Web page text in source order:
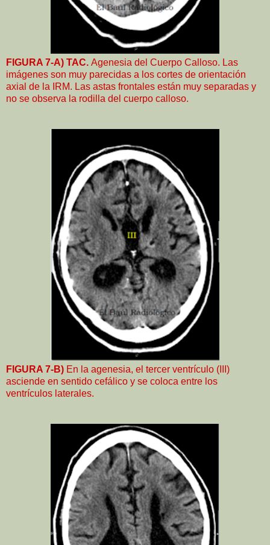
FIGURA 7-A) TAC. Agenesia del Cuerpo Calloso. Las
imágenes son muy parecidas a los cortes de orientación
axial de la IRM. Las astas frontales están muy separadas y
no se observa la rodilla del cuerpo calloso.
FIGURA 7-B) En la agenesia, el tercer ventrículo (III)
asciende en sentido cefálico y se coloca entre los
ventrículos laterales.